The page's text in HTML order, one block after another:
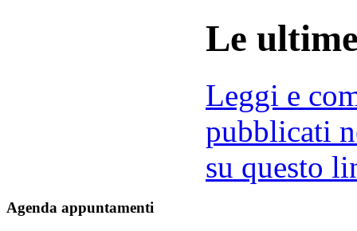
Le
Leggi e
pubblicati
su questo
Agenda appuntamenti